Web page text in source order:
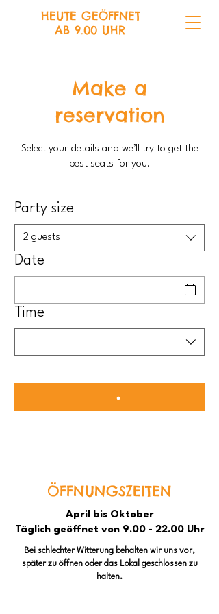
HEUTE GEÖFFNET
AB 9.00 UHR
Make a
reservation
Select your details and we’ll try to get the
best seats for you.
Party size
2 guests
Date
Time
ÖFFNUNGSZEITEN
April bis Oktober
Täglich geöffnet von 9.00 - 22.00 Uhr
Bei schlechter Witterung behalten wir uns vor,
später zu öffnen oder das Lokal geschlossen zu
halten.